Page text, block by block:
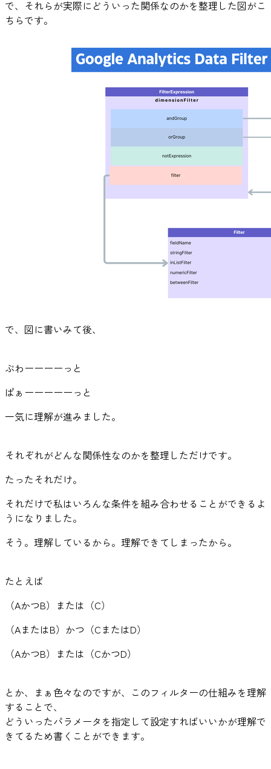
で、それらが実際にどういった関係なのかを整理した図がこ
ちらです。
で、図に書いみて後、
ぶわーーーーっと
ぱぁーーーーーっと
一気に理解が進みました。
それぞれがどんな関係性なのかを整理しただけです。
たったそれだけ。
それだけで私はいろんな条件を組み合わせることができるよ
うになりました。
そう。理解しているから。理解できてしまったから。
たとえば
（AかつB）または（C）
（AまたはB）かつ（CまたはD）
（AかつB）または（CかつD）
とか、まぁ色々なのですが、このフィルターの仕組みを理解
することで、
どういったパラメータを指定して設定すればいいかが理解で
きてるため書くことができます。